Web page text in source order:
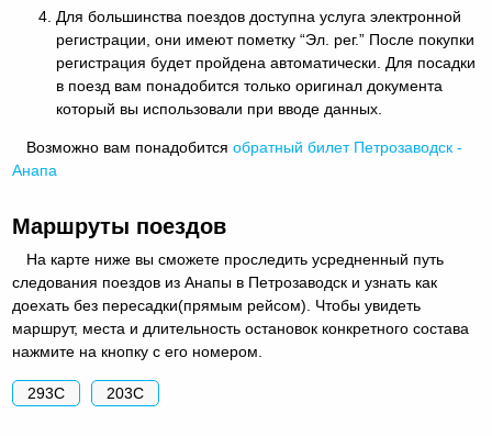
Для большинства поездов доступна услуга электронной
регистрации, они имеют пометку “Эл. рег.” После покупки
регистрация будет пройдена автоматически. Для посадки
в поезд вам понадобится только оригинал документа
который вы использовали при вводе данных.
Возможно вам понадобитсяобратный билет Петрозаводск -
Анапа
Маршруты поездов
На карте ниже вы сможете проследить усредненный путь
следования поездов из Анапы в Петрозаводск и узнать как
доехать без пересадки(прямым рейсом). Чтобы увидеть
маршрут, места и длительность остановок конкретного состава
нажмите на кнопку с его номером.
293С 203С